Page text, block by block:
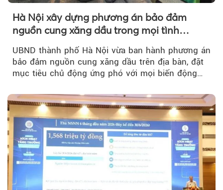
Hà Nội xây dựng phương án bảo đảm
nguồn cung xăng dầu trong mọi tình
UBND thành phố Hà Nội vừa ban hành phương án
bảo đảm nguồn cung xăng dầu trên địa bàn, đặt
mục tiêu chủ động ứng phó với mọi biến động